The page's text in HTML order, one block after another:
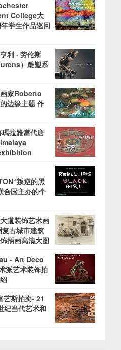
College大
学生作品巡回
利 · 劳伦斯
）雕塑系
家Roberto
边缘主题 作
瑪拉雅當代唐
叛逆的黑
合国主办的个
道装饰艺术画
复古城市建筑
插画高清大图
- Art Deco
派艺术装饰拍
艺斯拍卖- 21
纪当代艺术和